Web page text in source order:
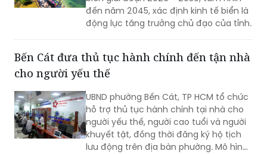
đến năm 2045, xác định kinh tế biển là
động lực tăng trưởng chủ đạo của tỉnh.
Bến Cát đưa thủ tục hành chính đến tận nhà
cho người yếu thế
UBND phường Bến Cát, TP HCM tổ chức
hỗ trợ thủ tục hành chính tại nhà cho
người yếu thế, người cao tuổi và người
khuyết tật, đồng thời đăng ký hộ tịch
lưu động trên địa bàn phường. Mô hình